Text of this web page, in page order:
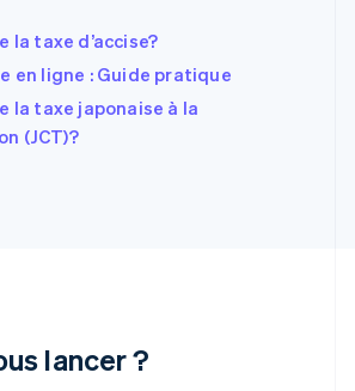
la taxe d’accise?
en ligne : Guide pratique
la taxe japonaise à la
(JCT)?
lancer ?